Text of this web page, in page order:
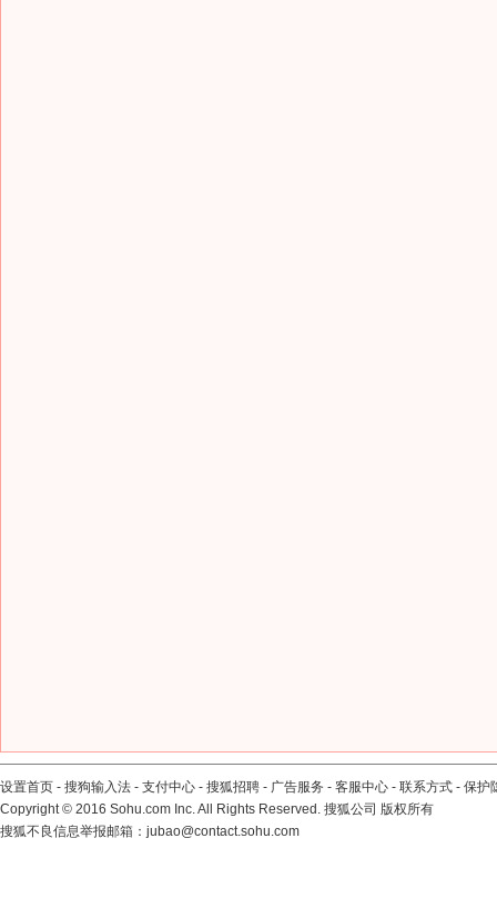
设置首页 - 搜狗输入法 - 支付中心 - 搜狐招聘 - 广告服务 - 客服中心 - 联系方式 - 保护
Copyright© 2016 Sohu.com Inc. All Rights Reserved. 搜狐公司 版权所有
搜狐不良信息举报邮箱： jubao@contact.sohu.com